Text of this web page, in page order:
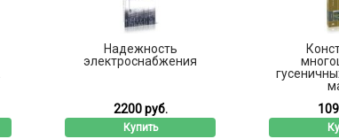
Надежность
электроснабжения
2200 руб.
Купить